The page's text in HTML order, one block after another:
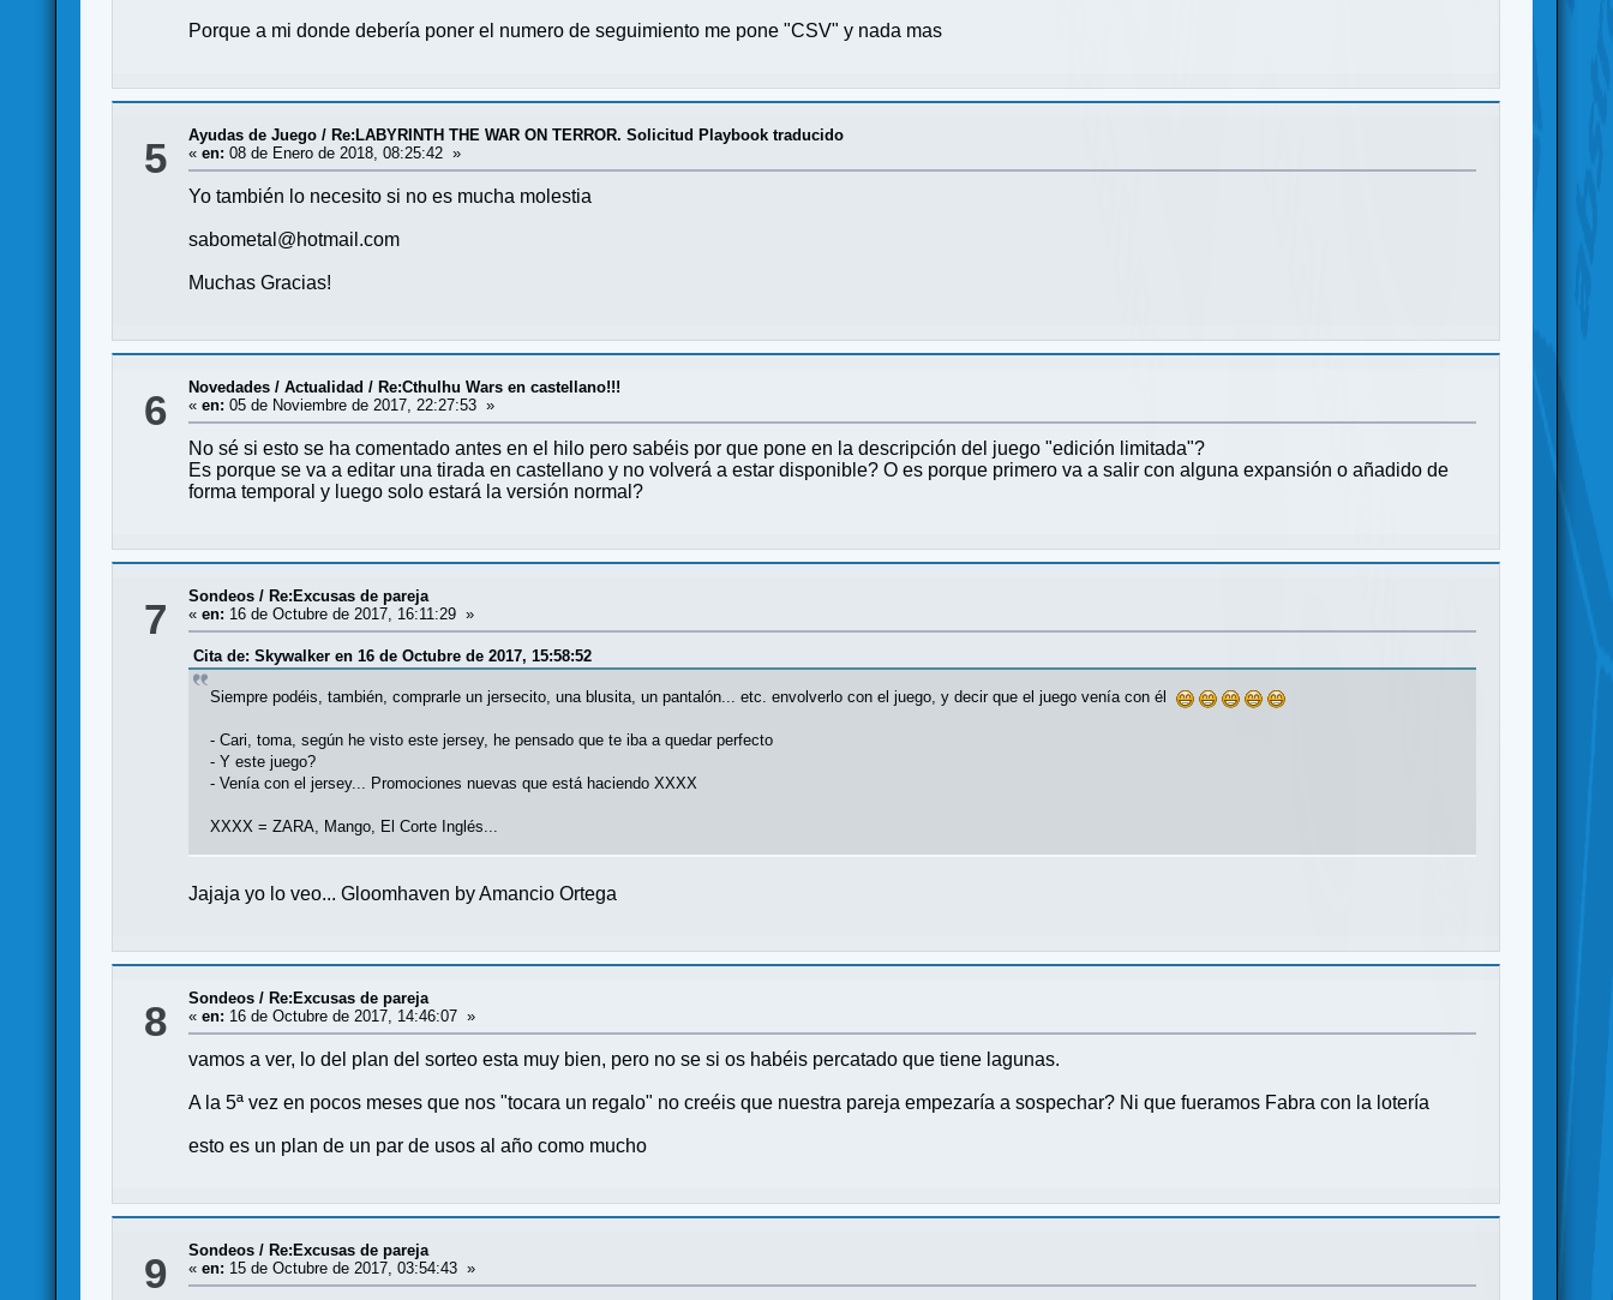
Porque a mi donde debería poner el numero de seguimiento me pone "CSV" y nada mas
5 Ayudas de Juego / Re:LABYRINTH THE WAR ON TERROR. Solicitud Playbook traducido
«en: 08 de Enero de 2018, 08:25:42 »
Yo también lo necesito si no es mucha molestia
sabometal@hotmail.com
Muchas Gracias!
6 Novedades / Actualidad / Re:Cthulhu Wars en castellano!!!
«en: 05 de Noviembre de 2017, 22:27:53 »
No sé si esto se ha comentado antes en el hilo pero sabéis por que pone en la descripción del juego "edición limitada"?
Es porque se va a editar una tirada en castellano y no volverá a estar disponible? O es porque primero va a salir con alguna expansión o añadido de
forma temporal y luego solo estará la versión normal?
7 Sondeos / Re:Excusas de pareja
«en: 16 de Octubre de 2017, 16:11:29 »
Cita de: Skywalker en 16 de Octubre de 2017, 15:58:52
Siempre podéis, también, comprarle un jersecito, una blusita, un pantalón... etc. envolverlo con el juego, y decir que el juego venía con él
- Cari, toma, según he visto este jersey, he pensado que te iba a quedar perfecto
- Y este juego?
- Venía con el jersey... Promociones nuevas que está haciendo XXXX
XXXX = ZARA, Mango, El Corte Inglés...
Jajaja yo lo veo... Gloomhaven by Amancio Ortega
8 Sondeos / Re:Excusas de pareja
«en: 16 de Octubre de 2017, 14:46:07 »
vamos a ver, lo del plan del sorteo esta muy bien, pero no se si os habéis percatado que tiene lagunas.
A la 5ª vez en pocos meses que nos "tocara un regalo" no creéis que nuestra pareja empezaría a sospechar? Ni que fueramos Fabra con la lotería
esto es un plan de un par de usos al año como mucho
9 Sondeos / Re:Excusas de pareja
«en: 15 de Octubre de 2017, 03:54:43 »